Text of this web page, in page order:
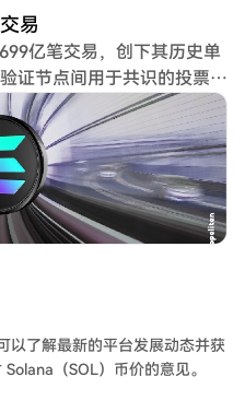
问题：在后稀缺世界中，经
前正处于一个
口期。身处加速到来的奇点
为一个紧迫的集体课题。
手续费来增加收入的策略，
率并非最优，建议探索基于
以更有效地捕获链上经济活
易
亿笔交易，创下其历史单
证节点间用于共识的投票交
络通过激
的计算单元上限从6000万
，而400毫秒的出块时间保
动以来最重大的吞吐量提
。 数据显示，在
计算使用量接近旧上限，表
易流量主要来自做市商使用
价、套利以及维护订单
速填充可用的区块空间。
支付卡在Solana上推
稳定币，但当前交易
以了解最新的平台发展动态并获
（SOL）币价的意见。